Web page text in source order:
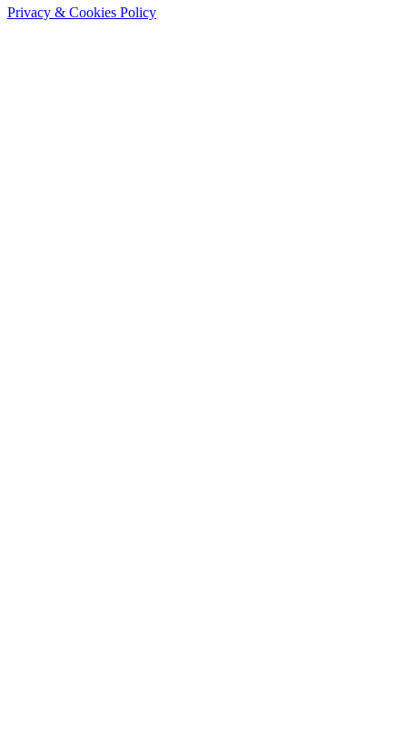
Privacy & Cookies Policy